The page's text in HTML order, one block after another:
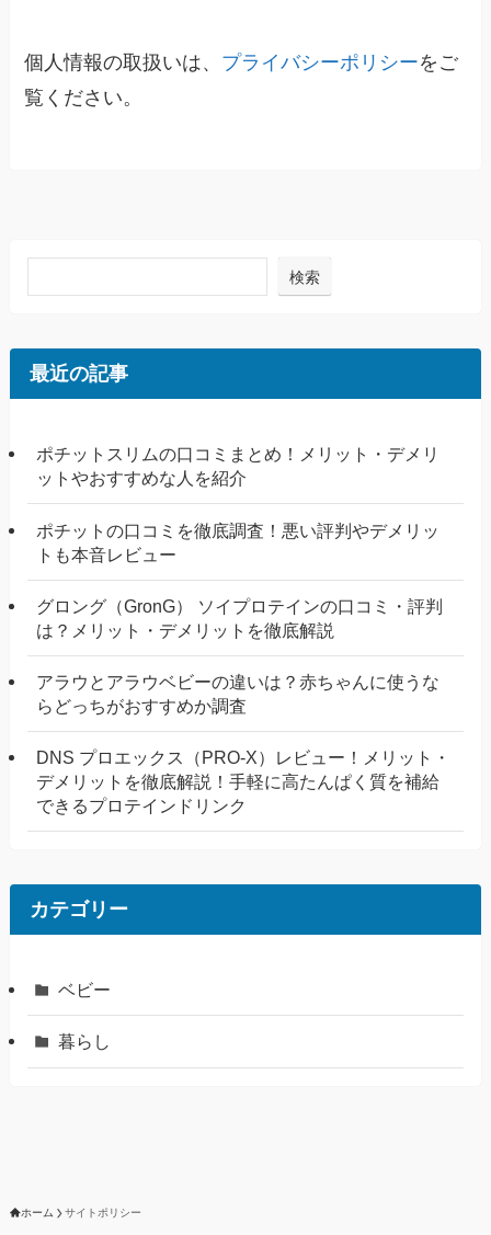
個人情報の取扱いは、 プライバシーポリシーをご
覧ください。
検索
最近の記事
ポチットスリムの口コミまとめ！メリット・デメリ
ットやおすすめな人を紹介
ポチットの口コミを徹底調査！悪い評判やデメリッ
トも本音レビュー
グロング（GronG） ソイプロテインの口コミ・評判
は？メリット・デメリットを徹底解説
アラウとアラウベビーの違いは？赤ちゃんに使うな
らどっちがおすすめか調査
DNS プロエックス（PRO-X）レビュー！メリット・
デメリットを徹底解説！手軽に高たんぱく質を補給
できるプロテインドリンク
カテゴリー
ベビー
暮らし
ホーム サイトポリシー